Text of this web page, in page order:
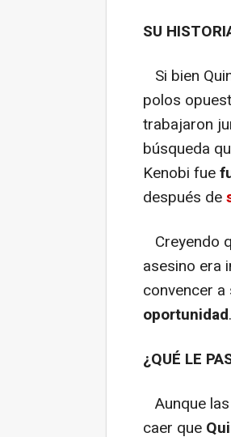
SU
Si bien
polos
trabajaron
búsqueda
Kenobi fue
después de
Creyendo
asesino era
convencer
oportunidad.
¿QUÉ LE
Aunque
caer que